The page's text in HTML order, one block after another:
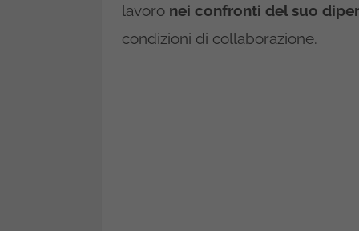
lavoro nei confronti del suo
condizioni di collaborazione.